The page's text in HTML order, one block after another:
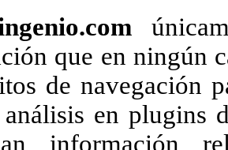
que en ningún
de navegación
en plugins
información